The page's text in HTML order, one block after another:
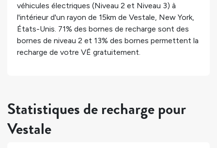
véhicules électriques (Niveau 2 et Niveau 3) à
l'intérieur d'un rayon de 15km de Vestale, New York,
États-Unis. 71% des bornes de recharge sont des
bornes de niveau 2 et 13% des bornes permettent la
recharge de votre VÉ gratuitement.
Statistiques de recharge pour
Vestale